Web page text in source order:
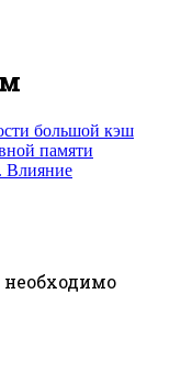
большой кэш
памяти
Влияние